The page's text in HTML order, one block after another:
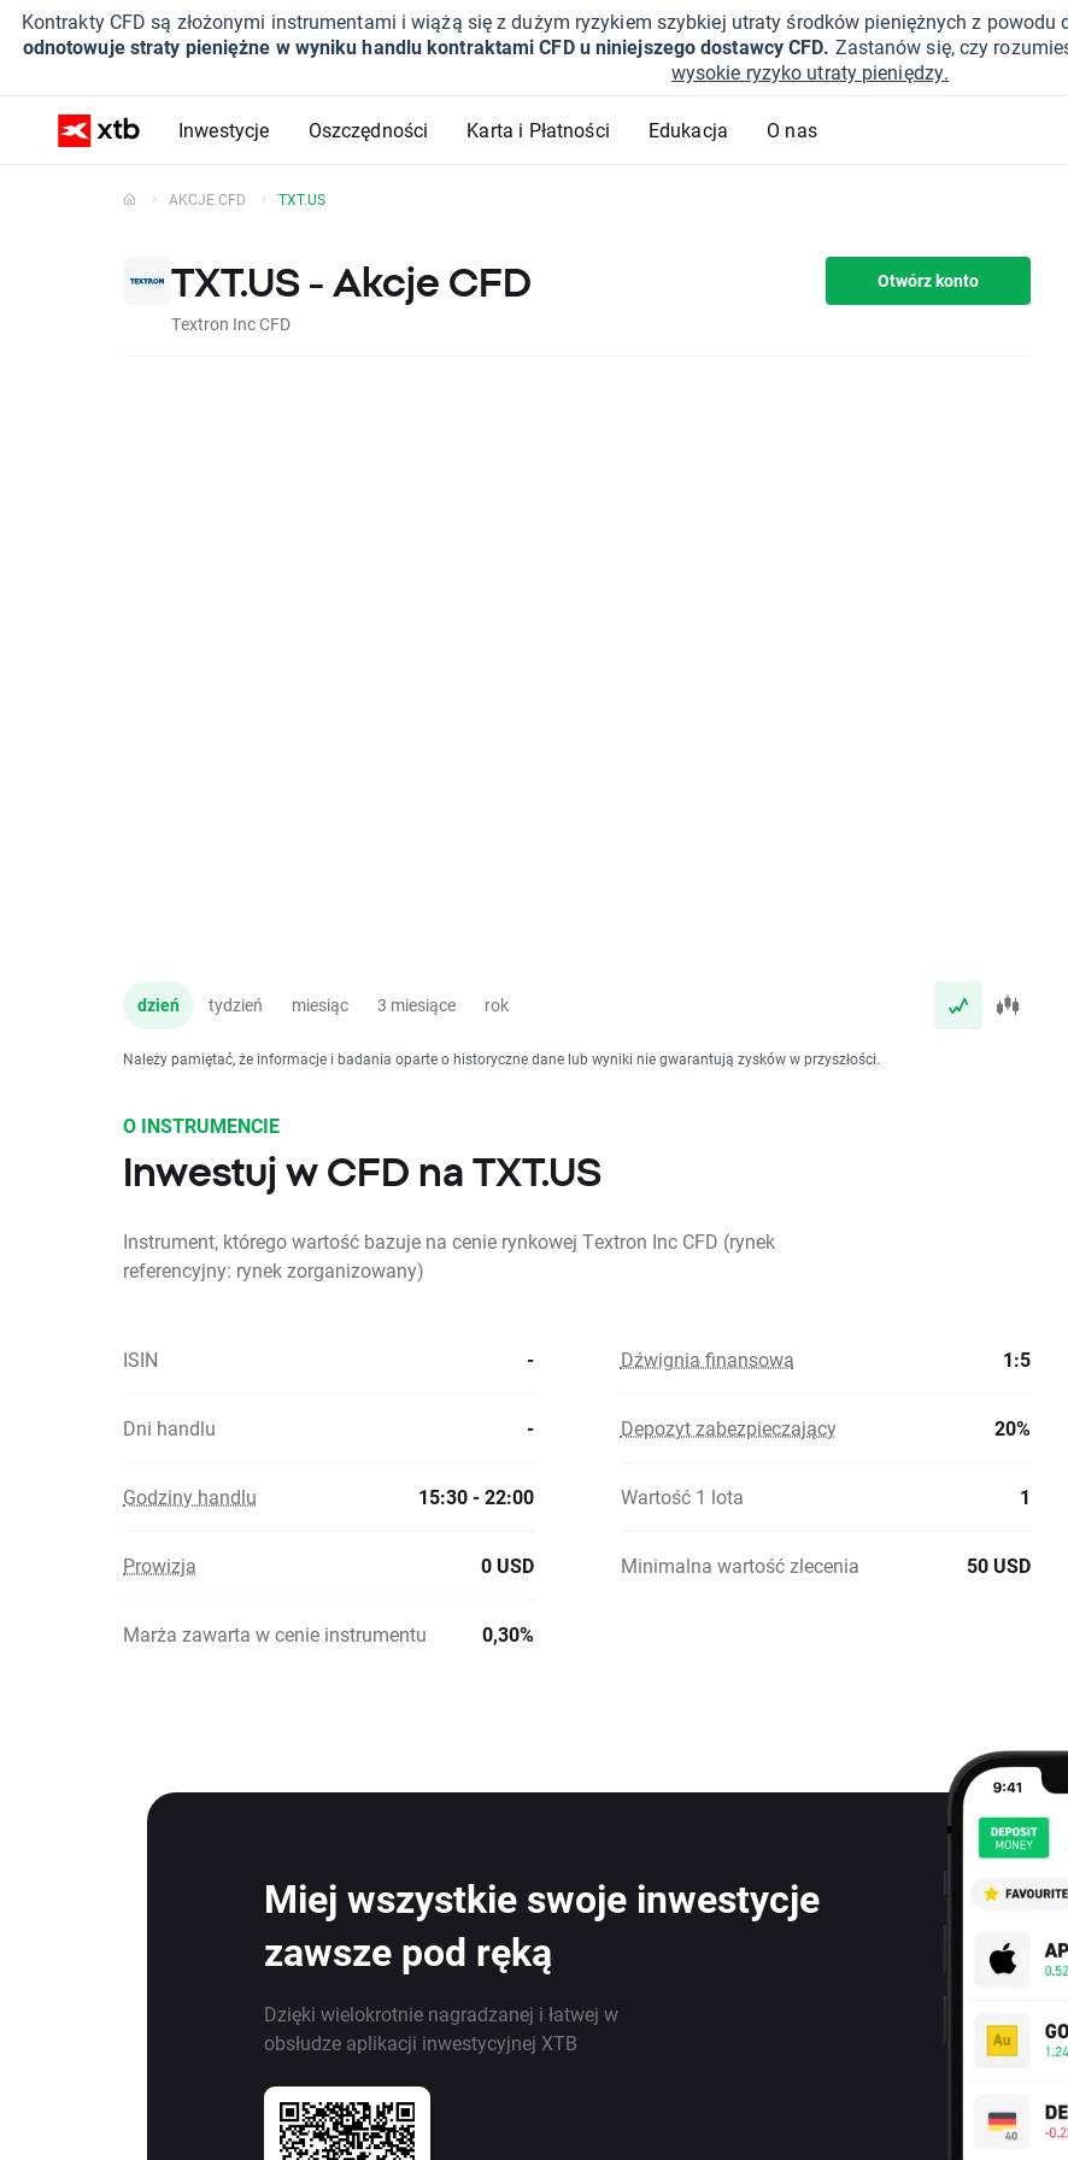
Kontrakty CFD są złożonymi instrumentami i wiążą się z dużym ryzykiem szybkiej utraty środków pieniężnych z
odnotowuje straty pieniężne w wyniku handlu kontraktami CFD u niniejszego dostawcy CFD. Zastanów się, czy
wysokie ryzyko utraty pieniędzy.
Inwestycje Oszczędności Karta i Płatności Edukacja O nas
AKCJE CFD TXT.US
TXT.US - Akcje CFD
Textron Inc CFD
Otwórz konto
dzień tydzień miesiąc 3 miesiące rok
Należy pamiętać, że informacje i badania oparte o historyczne dane lub wyniki nie gwarantują zysków w przyszłości.
O INSTRUMENCIE
Inwestuj w CFD na TXT.US
Instrument, którego wartość bazuje na cenie rynkowej Textron Inc CFD (rynek
referencyjny: rynek zorganizowany)
ISIN - Dźwignia finansowa 1:5
Dni handlu - Depozyt zabezpieczający 20%
Godziny handlu 15:30 - 22:00 Wartość 1 lota 1
Prowizja 0 USD Minimalna wartość zlecenia 50 USD
Marża zawarta w cenie instrumentu 0,30%
Miej wszystkie swoje inwestycje
zawsze pod ręką
Dzięki wielokrotnie nagradzanej i łatwej w
obsłudze aplikacji inwestycyjnej XTB